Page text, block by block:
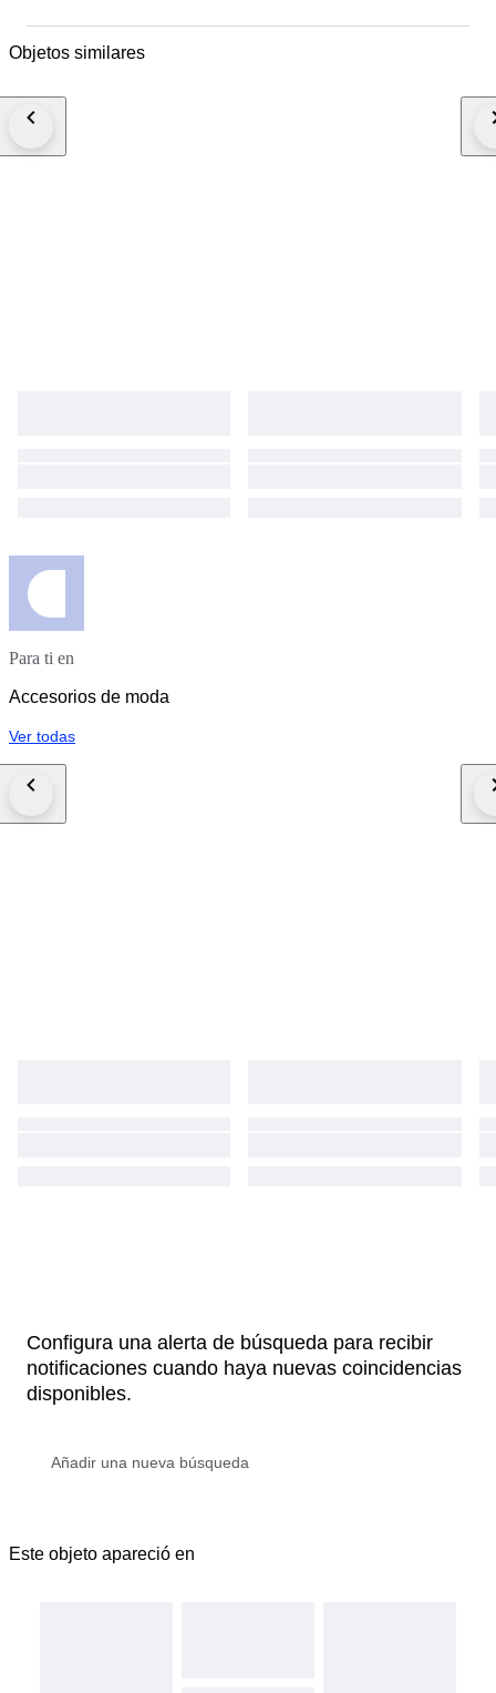
présente des micros rayures merci de prendre en compte les photos. La
Objetos similares
Para ti en
Accesorios de moda
Ver todas
Configura una alerta de búsqueda para recibir
notificaciones cuando haya nuevas coincidencias
disponibles.
Este objeto apareció en